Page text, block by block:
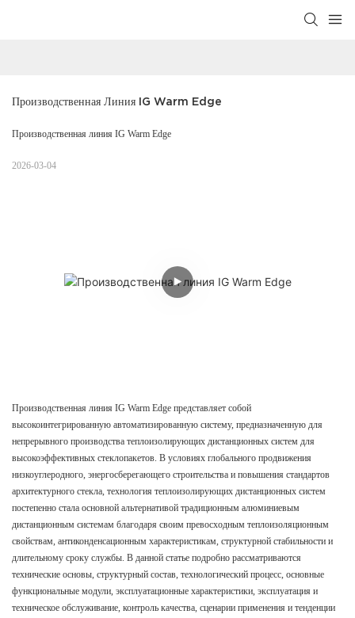
Производственная Линия IG Warm Edge
Производственная линия IG Warm Edge
2026-03-04
Производственная линия IG Warm Edge представляет собой
высокоинтегрированную автоматизированную систему, предназначенную для
непрерывного производства теплоизолирующих дистанционных систем для
высокоэффективных стеклопакетов. В условиях глобального продвижения
низкоуглеродного, энергосберегающего строительства и повышения стандартов
архитектурного стекла, технология теплоизолирующих дистанционных систем
постепенно стала основной альтернативой традиционным алюминиевым
дистанционным системам благодаря своим превосходным теплоизоляционным
свойствам, антиконденсационным характеристикам, структурной стабильности и
длительному сроку службы. В данной статье подробно рассматриваются
технические основы, структурный состав, технологический процесс, основные
функциональные модули, эксплуатационные характеристики, эксплуатация и
техническое обслуживание, контроль качества, сценарии применения и тенденции